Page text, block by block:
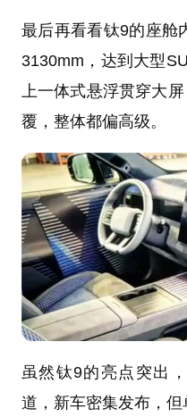
最后再看看钛9的座舱
3130mm，达到大型
上一体式悬浮贯穿大
覆，整体都偏高级。
虽然钛9的亮点突出
道，新车密集发布，